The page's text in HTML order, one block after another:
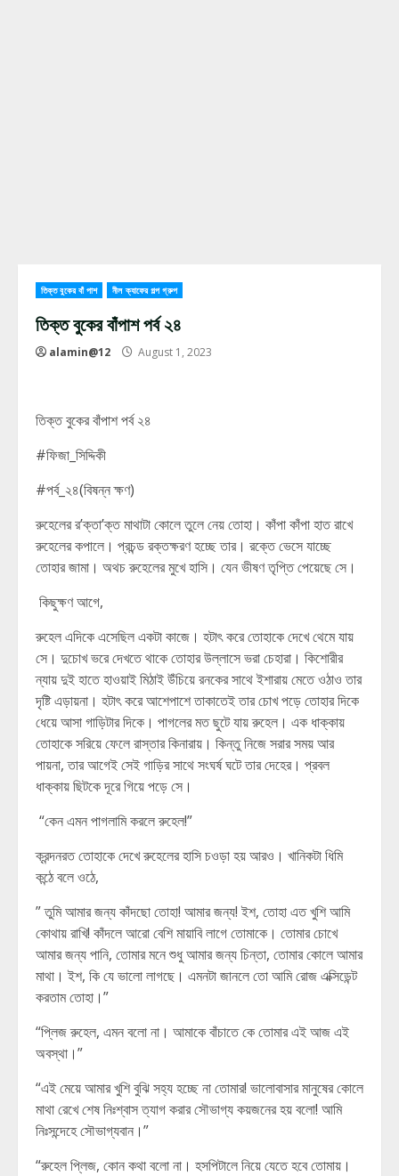
তিক্ত বুকের বাঁ পাশ নীল ক্যাফের গল্প গ্রুপ
তিক্ত বুকের বাঁপাশ পর্ব ২৪
alamin@12 August 1, 2023
তিক্ত বুকের বাঁপাশ পর্ব ২৪
#ফিজা_সিদ্দিকী
#পর্ব_২৪(বিষন্ন ক্ষণ)
রুহেলের র’ক্তা’ক্ত মাথাটা কোলে তুলে নেয় তোহা। কাঁপা কাঁপা হাত রাখে
রুহেলের কপালে। প্রচন্ড রক্তক্ষরণ হচ্ছে তার। রক্তে ভেসে যাচ্ছে
তোহার জামা। অথচ রুহেলের মুখে হাসি। যেন ভীষণ তৃপ্তি পেয়েছে সে।
কিছুক্ষণ আগে,
রুহেল এদিকে এসেছিল একটা কাজে। হটাৎ করে তোহাকে দেখে থেমে যায়
সে। দুচোখ ভরে দেখতে থাকে তোহার উল্লাসে ভরা চেহারা। কিশোরীর
ন্যায় দুই হাতে হাওয়াই মিঠাই উঁচিয়ে রনকের সাথে ইশারায় মেতে ওঠাও তার
দৃষ্টি এড়ায়না। হটাৎ করে আশেপাশে তাকাতেই তার চোখ পড়ে তোহার দিকে
ধেয়ে আসা গাড়িটার দিকে। পাগলের মত ছুটে যায় রুহেল। এক ধাক্কায়
তোহাকে সরিয়ে ফেলে রাস্তার কিনারায়। কিন্তু নিজে সরার সময় আর
পায়না, তার আগেই সেই গাড়ির সাথে সংঘর্ষ ঘটে তার দেহের। প্রবল
ধাক্কায় ছিটকে দূরে গিয়ে পড়ে সে।
“কেন এমন পাগলামি করলে রুহেল!”
ক্রন্দনরত তোহাকে দেখে রুহেলের হাসি চওড়া হয় আরও। খানিকটা ধিমি
কন্ঠে বলে ওঠে,
” তুমি আমার জন্য কাঁদছো তোহা! আমার জন্য! ইশ, তোহা এত খুশি আমি
কোথায় রাখি! কাঁদলে আরো বেশি মায়াবি লাগে তোমাকে। তোমার চোখে
আমার জন্য পানি, তোমার মনে শুধু আমার জন্য চিন্তা, তোমার কোলে আমার
মাথা। ইশ, কি যে ভালো লাগছে। এমনটা জানলে তো আমি রোজ এক্সিডেন্ট
করতাম তোহা।”
“প্লিজ রুহেল, এমন বলো না। আমাকে বাঁচাতে কে তোমার এই আজ এই
অবস্থা।”
“এই মেয়ে আমার খুশি বুঝি সহ্য হচ্ছে না তোমার! ভালোবাসার মানুষের কোলে
মাথা রেখে শেষ নিঃশ্বাস ত্যাগ করার সৌভাগ্য কয়জনের হয় বলো! আমি
নিঃসন্দেহে সৌভাগ্যবান।”
“রুহেল প্লিজ, কোন কথা বলো না। হসপিটালে নিয়ে যেতে হবে তোমায়।